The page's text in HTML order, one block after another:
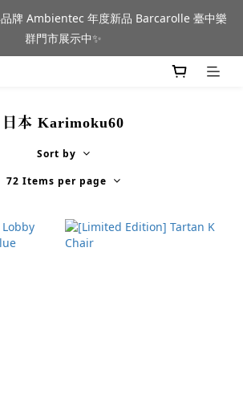
牌 Ambientec 年度新品 Barcarolle 臺中樂
群門市展示中✨
牌 Ambientec 年度新品 Barcarolle 臺中樂
群門市展示中✨
品牌 Ambientec 年度新品 Barcarolle 臺中樂
日本 Karimoku60
Sort by
72 Items per page